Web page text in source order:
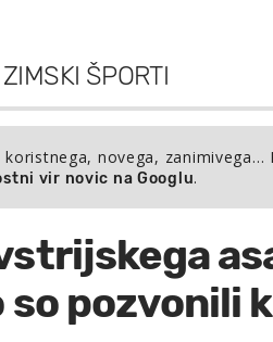
ZIMSKI ŠPORTI
koristnega, novega,
vir novic na Googlu.
so pozvonili